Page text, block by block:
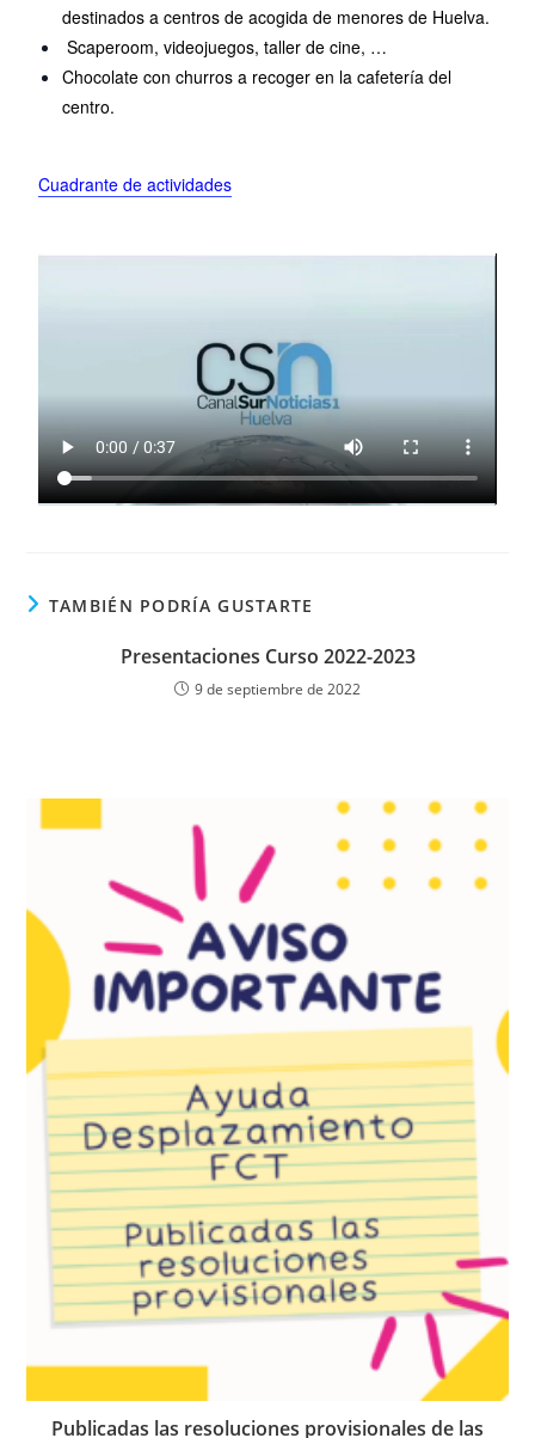
destinados a centros de acogida de menores de Huelva.
Scaperoom, videojuegos, taller de cine, …
Chocolate con churros a recoger en la cafetería del
centro.
Cuadrante de actividades
TAMBIÉN PODRÍA GUSTARTE
Presentaciones Curso 2022-2023
9 de septiembre de 2022
Publicadas las resoluciones provisionales de las